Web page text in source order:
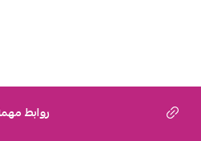
روابط